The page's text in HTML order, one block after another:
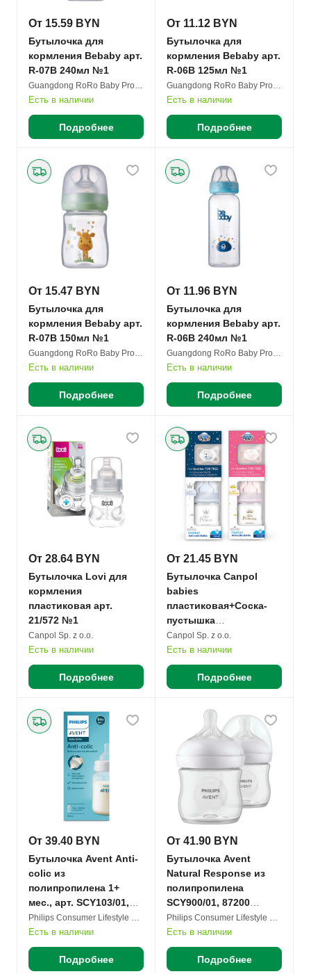
От 15.59 BYN
Бутылочка для
кормления Bebaby арт.
R-07B 240мл №1
Guangdong RoRo Baby Products Co. Ltd.
Есть в наличии
Подробнее
От 11.12 BYN
Бутылочка для
кормления Bebaby арт.
R-06B 125мл №1
Guangdong RoRo Baby Products Co. Ltd.
Есть в наличии
Подробнее
От 15.47 BYN
Бутылочка для
кормления Bebaby арт.
R-07B 150мл №1
Guangdong RoRo Baby Products Co. Ltd.
Есть в наличии
Подробнее
От 11.96 BYN
Бутылочка для
кормления Bebaby арт.
R-06B 240мл №1
Guangdong RoRo Baby Products Co. Ltd.
Есть в наличии
Подробнее
От 28.64 BYN
Бутылочка Lovi для
кормления
пластиковая арт.
21/572 №1
Canpol Sp. z o.o.
Есть в наличии
Подробнее
От 21.45 BYN
Бутылочка Canpol
babies
пластиковая+Соска-
пустышка
силиконовая арт.
0310mix набор №1
Canpol Sp. z o.o.
Есть в наличии
Подробнее
От 39.40 BYN
Бутылочка Avent Anti-
colic из
полипропилена 1+
мес., арт. SCY103/01,
88105 260мл №1
Philips Consumer Lifestyle B.V.
Есть в наличии
Подробнее
От 41.90 BYN
Бутылочка Avent
Natural Response из
полипропилена
SCY900/01, 87200
125мл №1
Philips Consumer Lifestyle B.V.
Есть в наличии
Подробнее